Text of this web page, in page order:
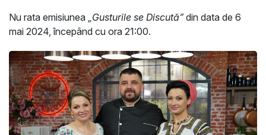
Nu rata emisiunea „Gusturile se Discută”din data de 6
mai 2024, începând cu ora 21:00.